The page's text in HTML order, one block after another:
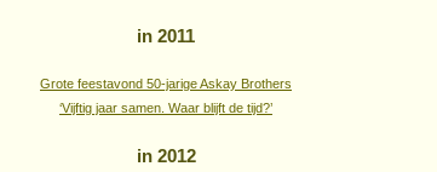
in 2011
Grote feestavond 50-jarige Askay Brothers
‘Vijftig jaar samen. Waar blijft de tijd?’
in 2012